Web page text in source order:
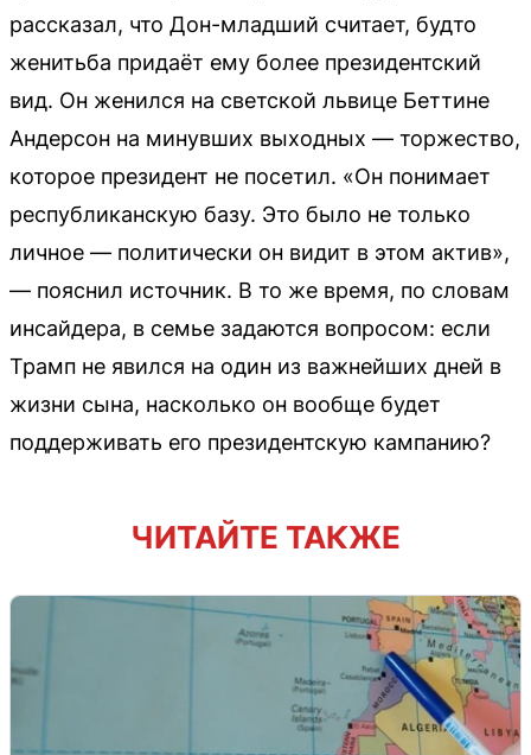
рассказал, что Дон-младший считает, будто
женитьба придаёт ему более президентский
вид. Он женился на светской львице Беттине
Андерсон на минувших выходных — торжество,
которое президент не посетил. «Он понимает
республиканскую базу. Это было не только
личное — политически он видит в этом актив»,
— пояснил источник. В то же время, по словам
инсайдера, в семье задаются вопросом: если
Трамп не явился на один из важнейших дней в
жизни сына, насколько он вообще будет
поддерживать его президентскую кампанию?
ЧИТАЙТЕ ТАКЖЕ